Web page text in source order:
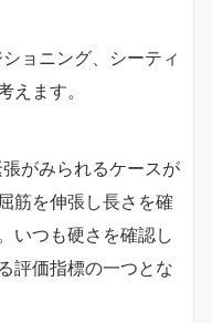
ョニング、シーティ
えます。
がみられるケースが
筋を伸張し長さを確
いつも硬さを確認し
評価指標の一つとな